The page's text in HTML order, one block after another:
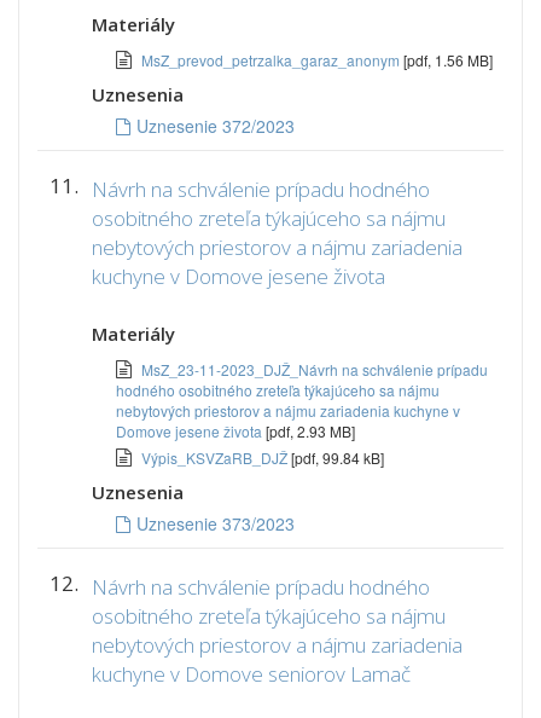
Materiály
MsZ_prevod_petrzalka_garaz_anonym [pdf, 1.56 MB]
Uznesenia
Uznesenie 372/2023
11.
Návrh na schválenie prípadu hodného
osobitného zreteľa týkajúceho sa nájmu
nebytových priestorov a nájmu zariadenia
kuchyne v Domove jesene života
Materiály
MsZ_23-11-2023_DJŽ_Návrh na schválenie prípadu
hodného osobitného zreteľa týkajúceho sa nájmu
nebytových priestorov a nájmu zariadenia kuchyne v
Domove jesene života [pdf, 2.93 MB]
Výpis_KSVZaRB_DJŽ[pdf, 99.84 kB]
Uznesenia
Uznesenie 373/2023
12.
Návrh na schválenie prípadu hodného
osobitného zreteľa týkajúceho sa nájmu
nebytových priestorov a nájmu zariadenia
kuchyne v Domove seniorov Lamač